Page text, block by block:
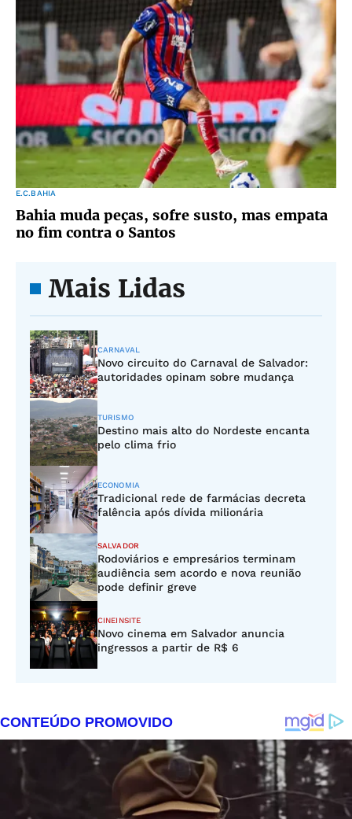
E.C.BAHIA
Bahia muda peças, sofre susto, mas empata
no fim contra o Santos
Mais Lidas
CARNAVAL
Novo circuito do Carnaval de Salvador:
autoridades opinam sobre mudança
TURISMO
Destino mais alto do Nordeste encanta
pelo clima frio
ECONOMIA
Tradicional rede de farmácias decreta
falência após dívida milionária
SALVADOR
Rodoviários e empresários terminam
audiência sem acordo e nova reunião
pode definir greve
CINEINSITE
Novo cinema em Salvador anuncia
ingressos a partir de R$ 6